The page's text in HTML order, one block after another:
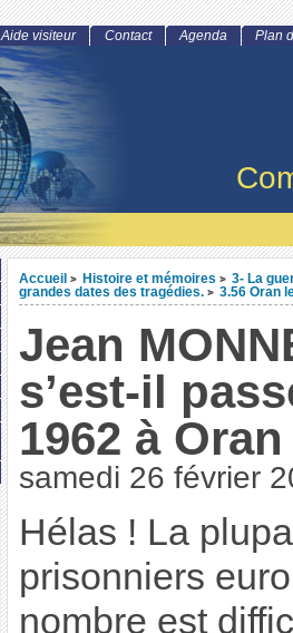
Accueil > Histoire et mémoires > 3- La
grandes dates des tragédies. > 3.56 Oran
Jean
s’est-il
1962 à
samedi 26 février
Hélas ! La
prisonniers
nombre est
Aide visiteur Contact Agenda Plan